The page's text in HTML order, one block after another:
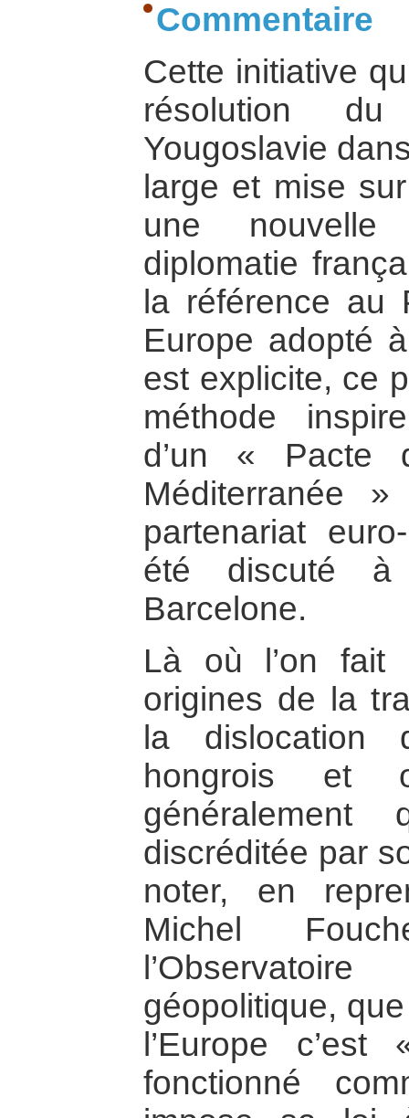
Commentaire
Cette initiative
résolution
Yougoslavie
large et mise
une
diplomatie
la référence au
Europe adopté
est explicite, ce
méthode
d’un « Pacte
Méditerranée
partenariat
été discuté à
Barcelone.
Là où l’on fait
origines de la
la dislocation
hongrois et
généralement
discréditée par
noter, en
Michel
géopolitique,
l’Europe
fonctionné